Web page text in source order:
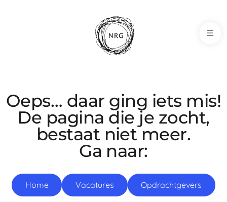
Oeps… daar ging iets mis!
De pagina die je zocht,
bestaat niet meer.
Ga naar:
Home Vacatures Opdrachtgevers